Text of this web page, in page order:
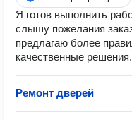
Я готов выполнить
слышу пожелания
предлагаю более
качественные решения.
Ремонт дверей